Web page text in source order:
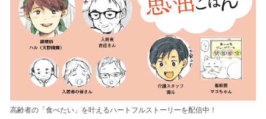
高齢者の「食べたい」を叶えるハートフルストーリーを配信中！